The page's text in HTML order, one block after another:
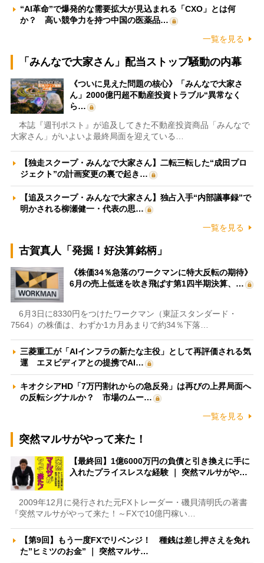
“AI革命”で爆発的な需要拡大が見込まれる「CXO」とは何
か？ 高い競争力を持つ中国の医薬品…
一覧を見る
「みんなで大家さん」配当ストップ騒動の内幕
《ついに見えた問題の核心》「みんなで大家さ
ん」2000億円超不動産投資トラブル“異常なく
ら…
本誌『週刊ポスト』が追及してきた不動産投資商品「みんなで
大家さん」がいよいよ最終局面を迎えている…
【独走スクープ・みんなで大家さん】二転三転した“成田プロ
ジェクト”の計画変更の裏で起き…
【追及スクープ・みんなで大家さん】独占入手“内部議事録”で
明かされる柳瀬健一・代表の思…
一覧を見る
古賀真人「発掘！好決算銘柄」
《株価34％急落のワークマンに特大反転の期待》
6月の売上低迷を吹き飛ばす第1四半期決算、…
6月3日に8330円をつけたワークマン（東証スタンダード・
7564）の株価は、わずか1カ月あまりで約34％下落…
三菱重工が「AIインフラの新たな主役」として再評価される気
運 エヌビディアとの提携でAI…
キオクシアHD「7万円割れからの急反発」は再びの上昇局面へ
の反転シグナルか？ 市場のムー…
一覧を見る
突然マルサがやって来た！
【最終回】1億6000万円の負債と引き換えに手に
入れたプライスレスな経験 ｜ 突然マルサがや…
2009年12月に発行された元FXトレーダー・磯貝清明氏の著書
『突然マルサがやって来た！～FXで10億円稼い…
【第9回】もう一度FXでリベンジ！ 種銭は差し押さえを免れ
た”ヒミツのお金” ｜ 突然マルサ…